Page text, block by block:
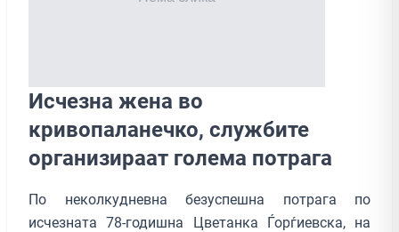
Исчезна жена во
кривопаланечко, службите
организираат голема потрага
По неколкудневна безуспешна потрага по
исчезната 78-годишна Цветанка Ѓорѓиевска, на